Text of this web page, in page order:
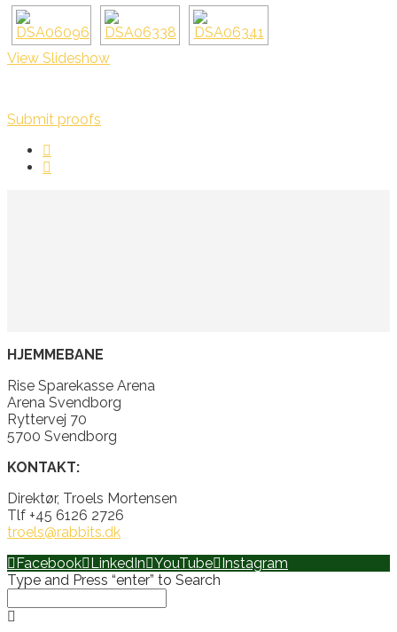
View Slideshow
Submit proofs
HJEMMEBANE
Rise Sparekasse Arena
Arena Svendborg
Ryttervej 70
5700 Svendborg
KONTAKT:
Direktør, Troels Mortensen
Tlf +45 6126 2726
troels@rabbits.dk
Facebook LinkedIn YouTube Instagram
Type and Press “enter” to Search